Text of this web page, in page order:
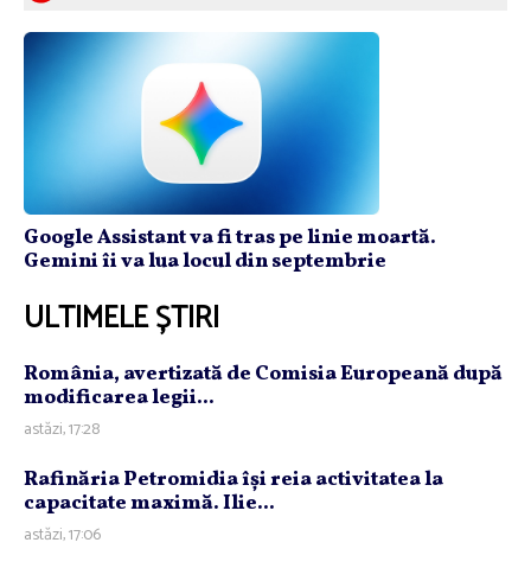
Google Assistant va fi tras pe linie moartă.
Gemini îi va lua locul din septembrie
ULTIMELE ȘTIRI
România, avertizată de Comisia Europeană după
modificarea legii...
astăzi, 17:28
Rafinăria Petromidia îşi reia activitatea la
capacitate maximă. Ilie...
astăzi, 17:06